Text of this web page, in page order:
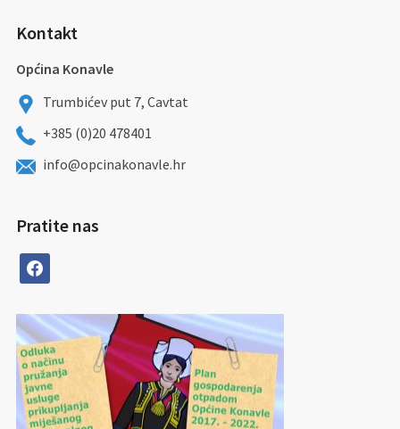
Kontakt
Općina Konavle
Trumbićev put 7, Cavtat
+385 (0)20 478401
info@opcinakonavle.hr
Pratite nas
facebook